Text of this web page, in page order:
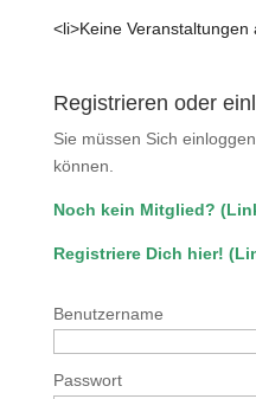
<li>Keine Veranstaltungen
Registrieren oder
Sie müssen Sich
können.
Noch kein Mitglied? (
Registriere Dich hier! (
Benutzername
Passwort